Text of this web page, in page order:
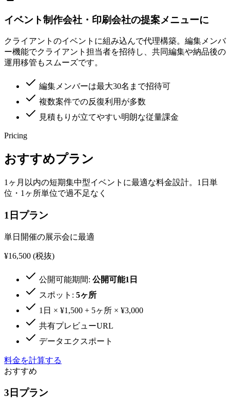
イベント制作会社・印刷会社の提案メニューに
クライアントのイベントに組み込んで代理構築。編集メンバ
ー機能でクライアント担当者を招待し、共同編集や納品後の
運用移管もスムーズです。
編集メンバーは最大30名まで招待可
複数案件での反復利用が多数
見積もりが立てやすい明朗な従量課金
Pricing
おすすめプラン
1ヶ月以内の短期集中型イベントに最適な料金設計。1日単
位・1ヶ所単位で過不足なく
1日プラン
単日開催の展示会に最適
¥16,500 (税抜)
公開可能期間: 公開可能1日
スポット: 5ヶ所
1日 × ¥1,500 + 5ヶ所 × ¥3,000
共有プレビューURL
データエクスポート
料金を計算する
おすすめ
3日プラン